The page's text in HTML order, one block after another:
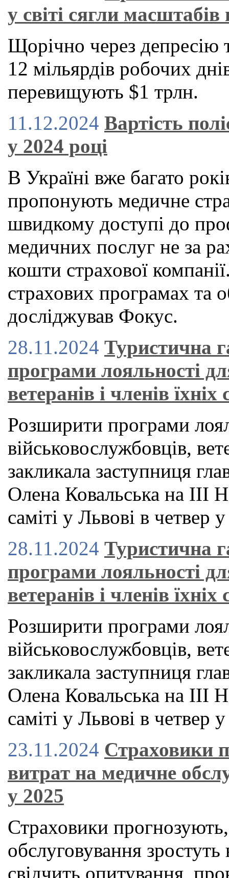
у світі сягли масштабів
Щорічно через депресію
12 мільярдів робочих
перевищують $1 трлн.
11.12.2024 Вартість
у 2024 році
В Україні вже багато
пропонують медичне
швидкому доступі до
медичних послуг не за
кошти страхової
страхових програмах та
досліджував Фокус.
28.11.2024 Туристична
програми лояльності
ветеранів і членів
Розширити програми
військовослужбовців,
закликала заступниця
Олена Ковальська на ІІІ
саміті у Львові в четвер
28.11.2024 Туристична
програми лояльності
ветеранів і членів
Розширити програми
військовослужбовців,
закликала заступниця
Олена Ковальська на ІІІ
саміті у Львові в четвер
23.11.2024 Страховики
витрат на медичне
у 2025
Страховики
обслуговування
свідчить опитування,